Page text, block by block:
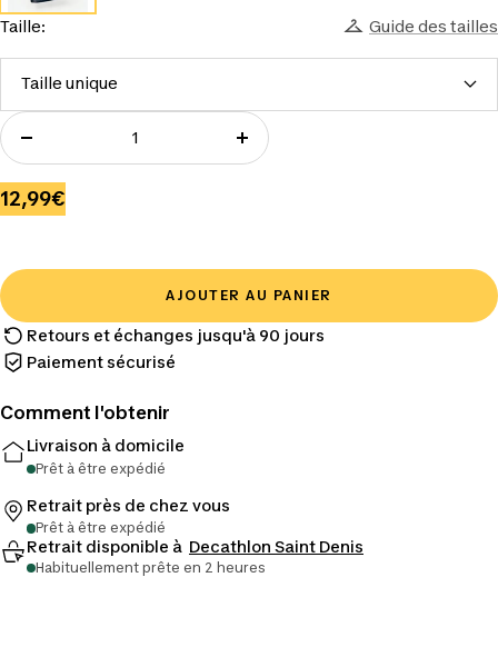
Taille: Guide des tailles
Taille unique
quantité
Augmenter
Prix
vente
12,99€
AJOUTER AU PANIER
Retours et échanges jusqu'à 90 jours
Paiement sécurisé
Comment l'obtenir
Livraison à domicile
Prêt à être expédié
Retrait près de chez vous
Prêt à être expédié
Retrait disponible à Decathlon Saint Denis
Habituellement prête en 2 heures